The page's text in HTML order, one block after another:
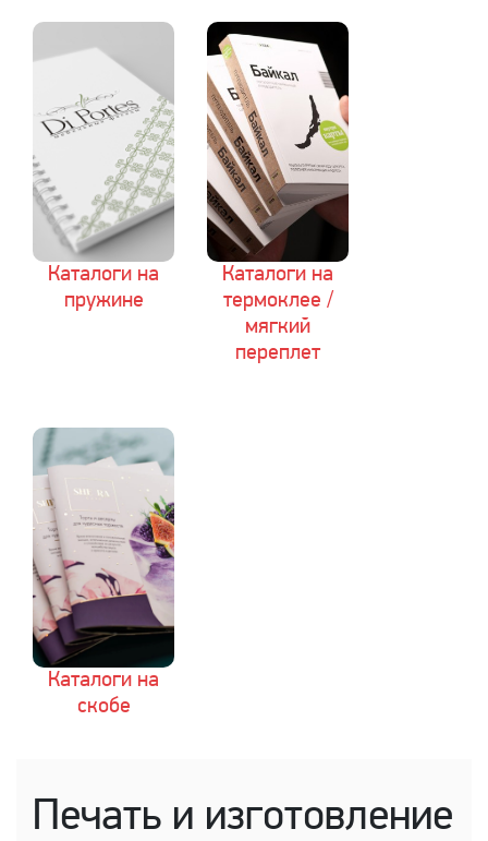
Каталоги на
пружине
Каталоги на
термоклее /
мягкий
переплет
Каталоги на
скобе
Печать и изготовление